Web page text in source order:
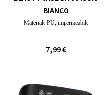
BIANCO
Materiale PU, impermeabile
7,99 €